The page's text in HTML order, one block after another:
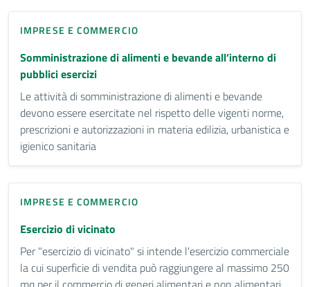
IMPRESE E COMMERCIO
Somministrazione di alimenti e bevande all’interno di
pubblici esercizi
Le attività di somministrazione di alimenti e bevande
devono essere esercitate nel rispetto delle vigenti norme,
prescrizioni e autorizzazioni in materia edilizia, urbanistica e
igienico sanitaria
IMPRESE E COMMERCIO
Esercizio di vicinato
Per "esercizio di vicinato" si intende l'esercizio commerciale
la cui superficie di vendita può raggiungere al massimo 250